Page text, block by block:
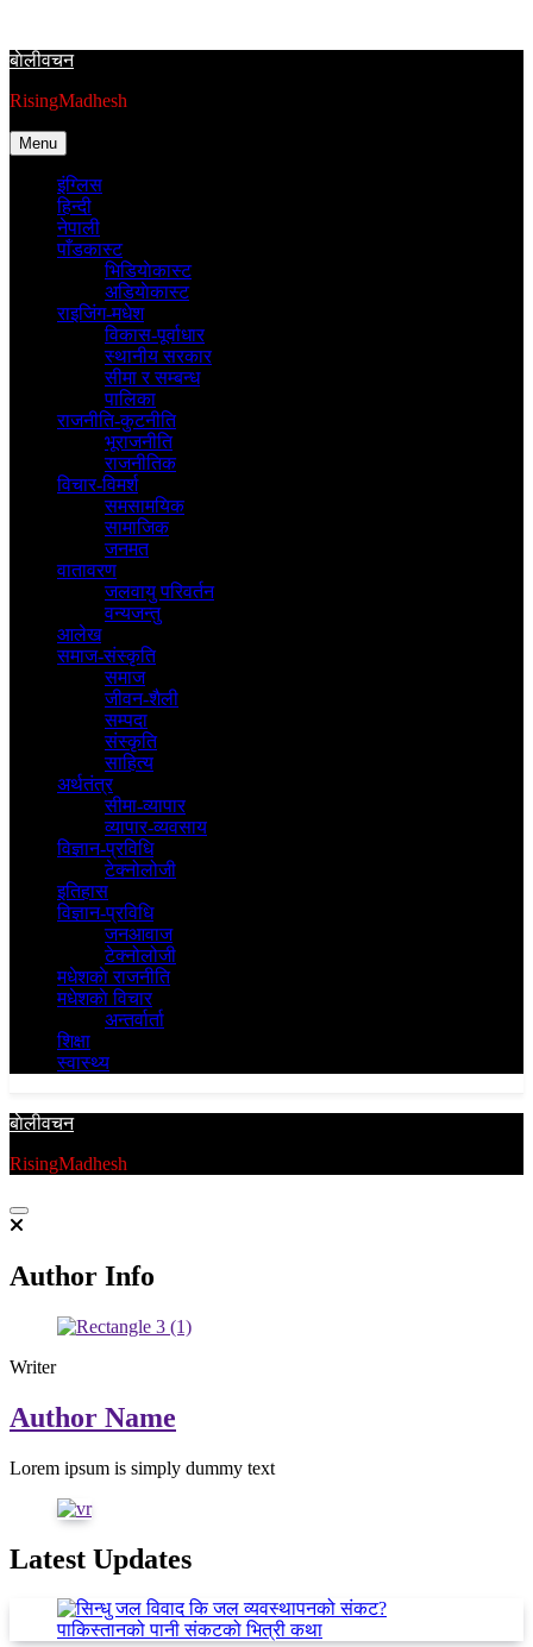
content
बाेलीवचन
RisingMadhesh
Menu
इंग्लिस
हिन्दी
नेपाली
पाँडकास्ट
भिडियाेकास्ट
अडियाेकास्ट
राइजिंग-मधेश
विकास-पूर्वाधार
स्थानीय सरकार
सीमा र सम्बन्ध
पालिका
राजनीति-कुटनीति
भूराजनीति
राजनीतिक
विचार-विमर्श
समसामयिक
सामाजिक
जनमत
वातावरण
जलवायु परिवर्तन
वन्यजन्तु
आलेख
समाज-संस्कृति
समाज
जीवन-शैली
सम्पदा
संस्कृति
साहित्य
अर्थतंत्र
सीमा-व्यापार
व्यापार-व्यवसाय
विज्ञान-प्रविधि
टेक्नोलोजी
इतिहास
विज्ञान-प्रविधि
जनआवाज
टेक्नोलोजी
मधेशकाे राजनीति
मधेशकाे विचार
अन्तर्वार्ता
शिक्षा
स्वास्थ्य
बाेलीवचन
RisingMadhesh
Author Info
Writer
Author Name
Lorem ipsum is simply dummy text
Latest Updates